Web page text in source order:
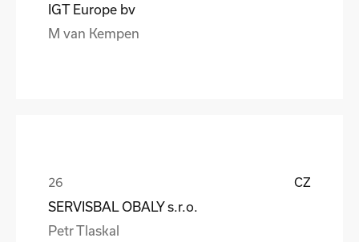
IGT Europe bv
M van Kempen
CZ
SERVISBAL OBALY s.r.o.
Petr Tlaskal